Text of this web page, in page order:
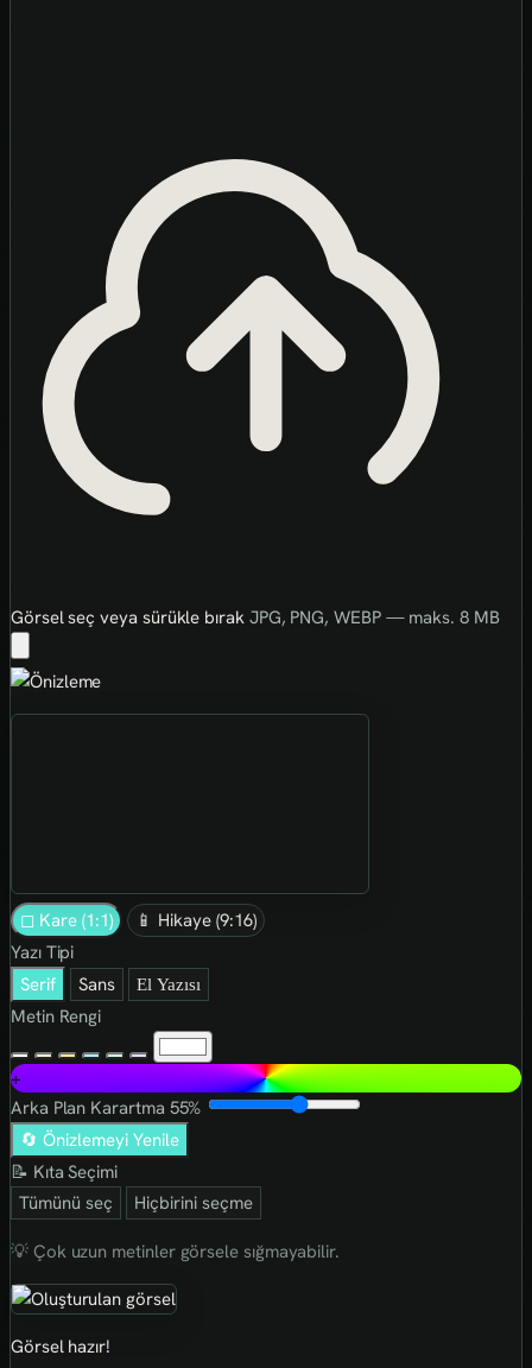
Görsel seç veya sürükle bırak JPG, PNG, WEBP — maks. 8 MB
◻ Kare (1:1)
📱 Hikaye (9:16)
Yazı Tipi
Serif
Sans El Yazısı
Metin Rengi
+
Arka Plan Karartma 55%
🔄 Önizlemeyi Yenile
📝 Kıta Seçimi
Tümünü seç
Hiçbirini seçme
💡 Çok uzun metinler görsele sığmayabilir.
Görsel hazır!